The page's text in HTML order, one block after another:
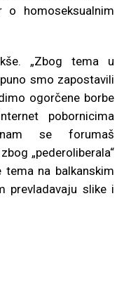
homoseksualnim
„Zbog tema u
smo zapostavili
ogorčene borbe
pobornicima
se forumaš
„pederoliberala“
na balkanskim
prevladavaju slike i